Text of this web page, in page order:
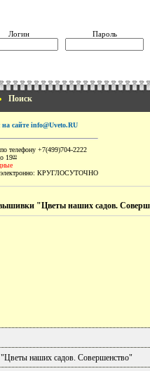
Логин Пароль
Поиск
на сайте info@Uveto.RU
телефону +7(499)704-2222
1900
КРУГЛОСУТОЧНО
"Цветы наших садов.
наших садов. Совершенство"